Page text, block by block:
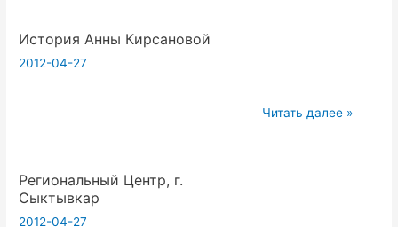
История Анны Кирсановой
2012-04-27
История
Кирсановой
Читать далее »
Региональный Центр, г.
Сыктывкар
2012-04-27